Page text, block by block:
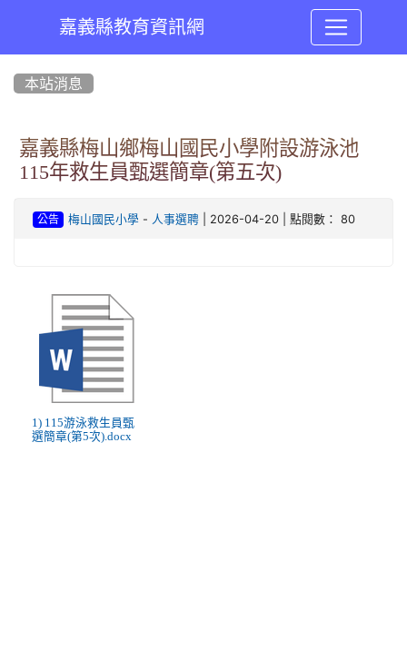
嘉義縣教育資訊網
本站消息
嘉義縣梅山鄉梅山國民小學附設游泳池
115年救生員甄選簡章(第五次)
公告 梅山國民小學- 人事選聘| 2026-04-20 | 點閱數： 80
1) 115游泳救生員甄
選簡章(第5次).docx